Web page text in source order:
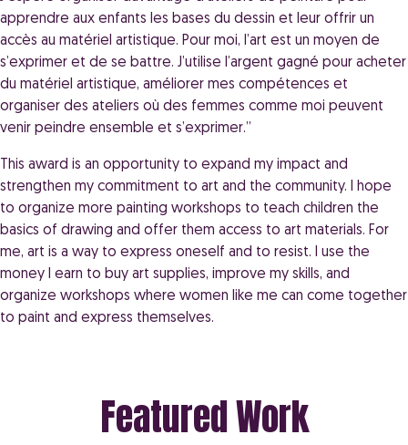
apprendre aux enfants les bases du dessin et leur offrir un
accès au matériel artistique. Pour moi, l’art est un moyen de
s’exprimer et de se battre. J’utilise l’argent gagné pour acheter
du matériel artistique, améliorer mes compétences et
organiser des ateliers où des femmes comme moi peuvent
venir peindre ensemble et s’exprimer.”
This award is an opportunity to expand my impact and
strengthen my commitment to art and the community. I hope
to organize more painting workshops to teach children the
basics of drawing and offer them access to art materials. For
me, art is a way to express oneself and to resist. I use the
money I earn to buy art supplies, improve my skills, and
organize workshops where women like me can come together
to paint and express themselves.
Featured Work